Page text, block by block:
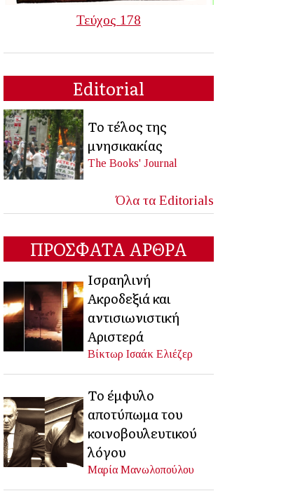
Τεύχος 178
Editorial
Το τέλος της
μνησικακίας
The Books' Journal
Όλα τα Editorials
ΠΡΟΣΦΑΤΑ ΑΡΘΡΑ
Ισραηλινή
Ακροδεξιά και
αντισιωνιστική
Αριστερά
Βίκτωρ Ισαάκ Ελιέζερ
Το έμφυλο
αποτύπωμα του
κοινοβουλευτικού
λόγου
Μαρία Μανωλοπούλου